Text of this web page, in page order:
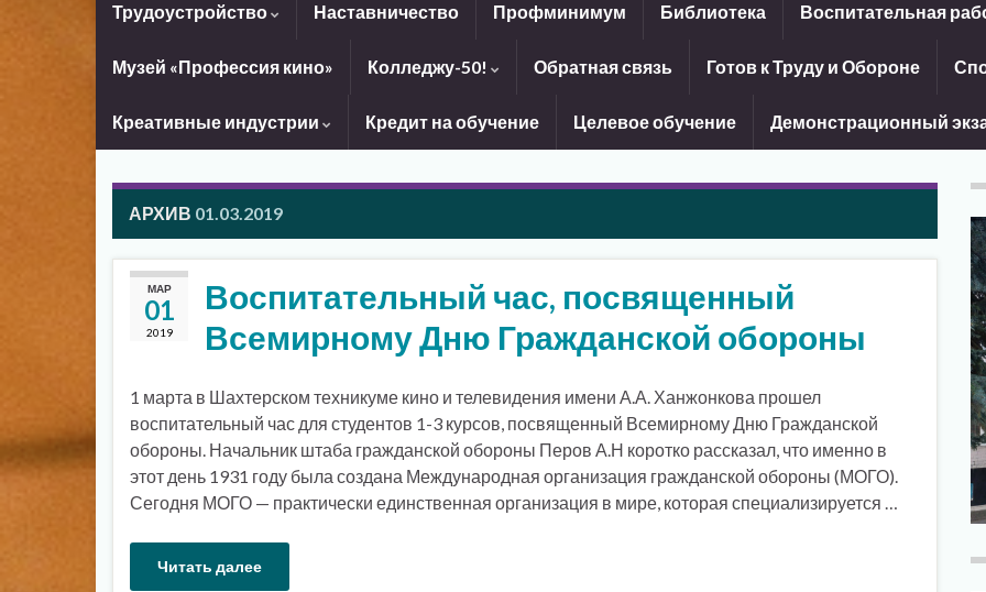
Трудоустройство Наставничество Профминимум Библиотека Воспитательная
Музей «Профессия кино» Колледжу-50! Обратная связь Готов к Труду и Обороне
Креативные индустрии Кредит на обучение Целевое обучение Демонстрационный
АРХИВ 01.03.2019
МАР
01
2019
Воспитательный час, посвященный
Всемирному Дню Гражданской обороны
1 марта в Шахтерском техникуме кино и телевидения имени А.А. Ханжонкова прошел
воспитательный час для студентов 1-3 курсов, посвященный Всемирному Дню Гражданской
обороны. Начальник штаба гражданской обороны Перов А.Н коротко рассказал, что именно в
этот день 1931 году была создана Международная организация гражданской обороны (МОГО).
Сегодня МОГО — практически единственная организация в мире, которая специализируется …
Читать далее